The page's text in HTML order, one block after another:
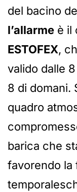
del bacino
l’allarme è il
ESTOFEX,
valido dalle
8 di domani.
quadro
barica che
favorendo la